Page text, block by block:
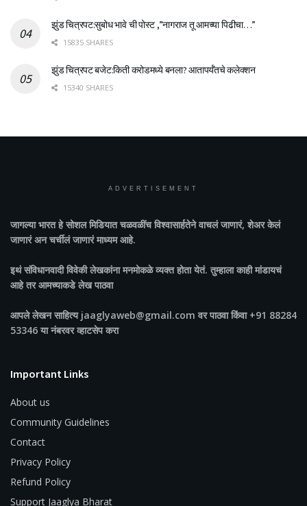
झुंड चित्रपट:सुबोध भावे ची पोस्ट ,”नागराज तू आमच्या पिढीचा…”
15835 SHARES
झुंड चित्रपट बजेट:किती करोडमध्ये बनला? आतापर्यँतचे कलेक्शन
15340 SHARES
ADVERTISEMENT
जागल्या भारतहे सोशल मिडियात चळवळींच विश्वासार्हतेने वाचलं जाणारं, शेअर केलं
जाणारं अन चर्चीलं जाणारं माध्यम आहे.
इथं संविधानवादी विवेकी लेखकांना मनमोकळे व्यक्त होता येतं. तुम्हाला काही मांडायचं
आहे तर आमच्याकडे लेख पाठवा
आपले लेखन साहित्य jaaglyaweb@gmail.com वर पाठवा किंवा +91 88284
53346 या नंबरवर व्हाटसेप करा
Important Links
About us
Community Guidelines
Contact
Privacy Policy
Refund Policy
Support Jaaglya Bharat